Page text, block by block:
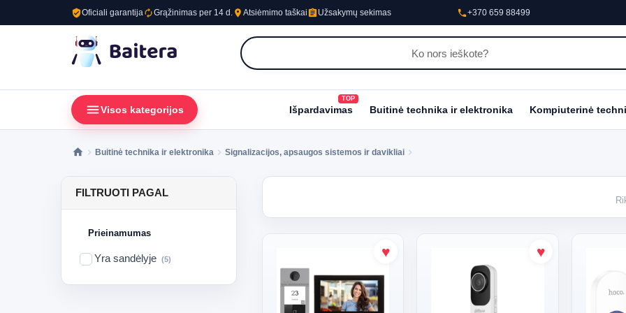
verified_userOficiali garantijaautorenewGrąžinimas per 14 d. place Atsiėmimo taškaiassignmentUžsakymų sekimas phone+370 659 88499
menuVisos kategorijos local_fire_department
Išpardavimas
TOP
Buitinė technika ir elektronika Kompiuterinė
Buitinė technika ir elektronika Signalizacijos, apsaugos sistemos ir davikliai
FILTRUOTI PAGAL
Prieinamumas
Yra sandėlyje (5)